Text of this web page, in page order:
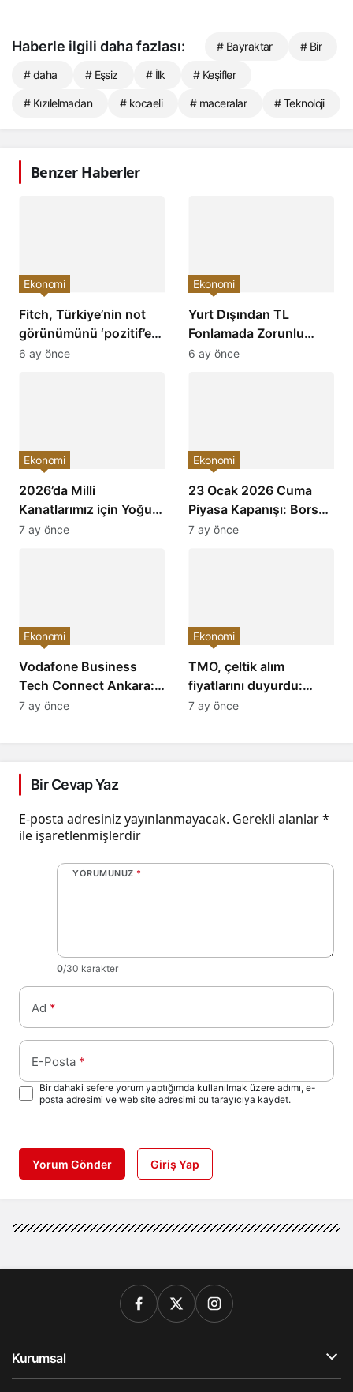
Haberle ilgili daha fazlası: # Bayraktar # Bir
# daha # Eşsiz # İlk # Keşifler
# Kızılelmadan # kocaeli # maceralar # Teknoloji
Benzer Haberler
Fitch, Türkiye’nin not
görünümünü ‘pozitif’e
çevirdi ve yatırımcıların
Ekonomi
6 ay önce
Yurt Dışından TL
Fonlamada Zorunlu
Karşılık Oranları
Ekonomi
6 ay önce
2026’da Milli
Kanatlarımız için Yoğun
Mesai: Türkiye’nin
Ekonomi
7 ay önce
23 Ocak 2026 Cuma
Piyasa Kapanışı: Borsa,
Dolar, Altın ve Kripto
Ekonomi
7 ay önce
Vodafone Business
Tech Connect Ankara:
Teknoloji Devrimi
Ekonomi
7 ay önce
TMO, çeltik alım
fiyatlarını duyurdu:
Baldo, cammeo ve
Ekonomi
7 ay önce
Bir Cevap Yaz
E-posta adresiniz yayınlanmayacak. Gerekli alanlar*
ile işaretlenmişlerdir
YORUMUNUZ *
0/30 karakter
Ad *
E-Posta *
Bir dahaki sefere yorum yaptığımda kullanılmak üzere adımı, e-
posta adresimi ve web site adresimi bu tarayıcıya kaydet.
Yorum Gönder Giriş Yap
Kurumsal